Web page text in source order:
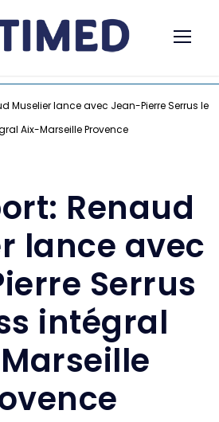
Muselier lance avec Jean-Pierre Serrus le
Aix-Marseille Provence
Renaud
lance avec
Serrus
intégral